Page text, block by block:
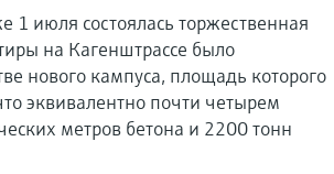
1 июля состоялась торжественная
на Кагенштрассе было
нового кампуса, площадь которого
эквивалентно почти четырем
метров бетона и 2200 тонн